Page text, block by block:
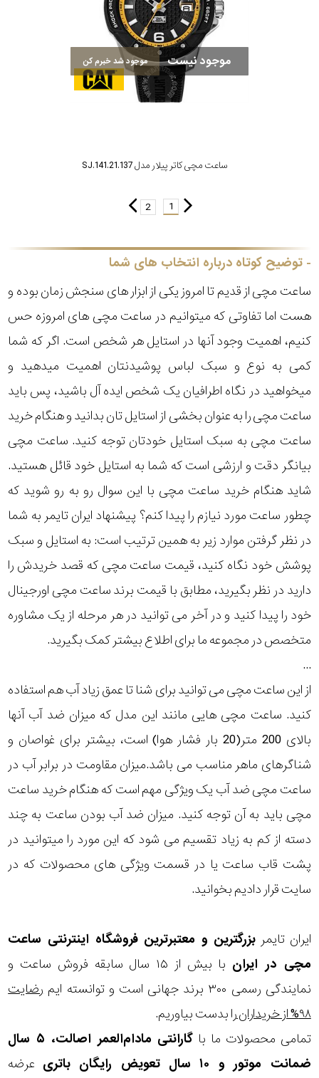
موجود نیست موجود شد خبرم کن
ساعت مچی کاتر پیلار مدل SJ.141.21.137
1
2
توضیح کوتاه درباره انتخاب های شما
ساعت مچی از قدیم تا امروز یکی از ابزار های سنجش زمان بوده و
هست اما تفاوتی که میتوانیم در ساعت مچی های امروزه حس
کنیم، اهمیت وجود آنها در استایل هر شخص است. اگر که شما
کمی به نوع و سبک لباس پوشیدنتان اهمیت میدهید و
میخواهید در نگاه اطرافیان یک شخص ایده آل باشید، پس باید
ساعت مچی را به عنوان بخشی از استایل تان بدانید و هنگام خرید
ساعت مچی به سبک استایل خودتان توجه کنید. ساعت مچی
بیانگر دقت و ارزشی است که شما به استایل خود قائل هستید.
شاید هنگام خرید ساعت مچی با این سوال رو به رو شوید که
چطور ساعت مورد نیازم را پیدا کنم؟ پیشنهاد ایران تایمر به شما
در نظر گرفتن موارد زیر به همین ترتیب است: به استایل و سبک
پوشش خود نگاه کنید، قیمت ساعت مچی که قصد خریدش را
دارید در نظر بگیرید، مطابق با قیمت برند ساعت مچی اورجینال
خود را پیدا کنید و در آخر می توانید در هر مرحله از یک مشاوره
متخصص در مجموعه ما برای اطلاع بیشتر کمک بگیرید.
...
از این ساعت مچی می توانید برای شنا تا عمق زیاد آب هم استفاده
کنید. ساعت مچی هایی مانند این مدل که میزان ضد آب آنها
بالای 200 متر(20 بار فشار هوا) است، بیشتر برای غواصان و
شناگرهای ماهر مناسب می باشد.میزان مقاومت در برابر آب در
ساعت مچی ضد آب یک ویژگی مهم است که هنگام خرید ساعت
مچی باید به آن توجه کنید. میزان ضد آب بودن ساعت به چند
دسته از کم به زیاد تقسیم می شود که این مورد را میتوانید در
پشت قاب ساعت یا در قسمت ویژگی های محصولات که در
سایت قرار دادیم بخوانید.
ایران تایمر بزرگترین و معتبرترین فروشگاه اینترنتی ساعت
مچی در ایران
با بیش از ۱۵ سال سابقه فروش ساعت و
نمایندگی رسمی ۳۰۰ برند جهانی است و توانسته ایم
رضایت
۹۸% از خریداران
را بدست بیاوریم.
تمامی محصولات ما با
گارانتی مادام‌العمر اصالت، ۵ سال
ضمانت موتور و ۱۰ سال تعویض رایگان باتری
عرضه